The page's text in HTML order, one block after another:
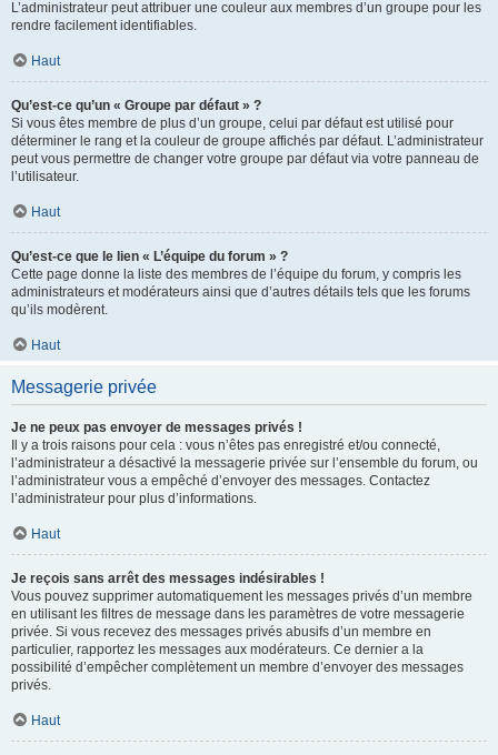
L’administrateur peut attribuer une couleur aux membres d’un groupe pour les
rendre facilement identifiables.
Haut
Qu’est-ce qu’un « Groupe par défaut » ?
Si vous êtes membre de plus d’un groupe, celui par défaut est utilisé pour
déterminer le rang et la couleur de groupe affichés par défaut. L’administrateur
peut vous permettre de changer votre groupe par défaut via votre panneau de
l’utilisateur.
Haut
Qu’est-ce que le lien « L’équipe du forum » ?
Cette page donne la liste des membres de l’équipe du forum, y compris les
administrateurs et modérateurs ainsi que d’autres détails tels que les forums
qu’ils modèrent.
Haut
Messagerie privée
Je ne peux pas envoyer de messages privés !
Il y a trois raisons pour cela : vous n’êtes pas enregistré et/ou connecté,
l’administrateur a désactivé la messagerie privée sur l’ensemble du forum, ou
l’administrateur vous a empêché d’envoyer des messages. Contactez
l’administrateur pour plus d’informations.
Haut
Je reçois sans arrêt des messages indésirables !
Vous pouvez supprimer automatiquement les messages privés d’un membre
en utilisant les filtres de message dans les paramètres de votre messagerie
privée. Si vous recevez des messages privés abusifs d’un membre en
particulier, rapportez les messages aux modérateurs. Ce dernier a la
possibilité d’empêcher complètement un membre d’envoyer des messages
privés.
Haut